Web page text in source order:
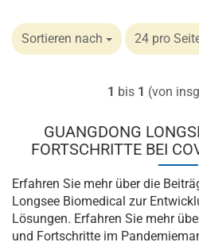
Sortieren nach 24 pro
1 bis 1 (von
GUANGDONG
FORTSCHRITTE BEI
Erfahren Sie mehr über die
Longsee Biomedical zur
Lösungen. Erfahren Sie mehr
und Fortschritte im